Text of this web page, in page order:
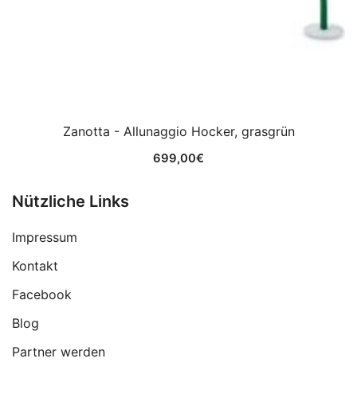
Zanotta - Allunaggio Hocker, grasgrün
699,00€
Nützliche Links
Impressum
Kontakt
Facebook
Blog
Partner werden